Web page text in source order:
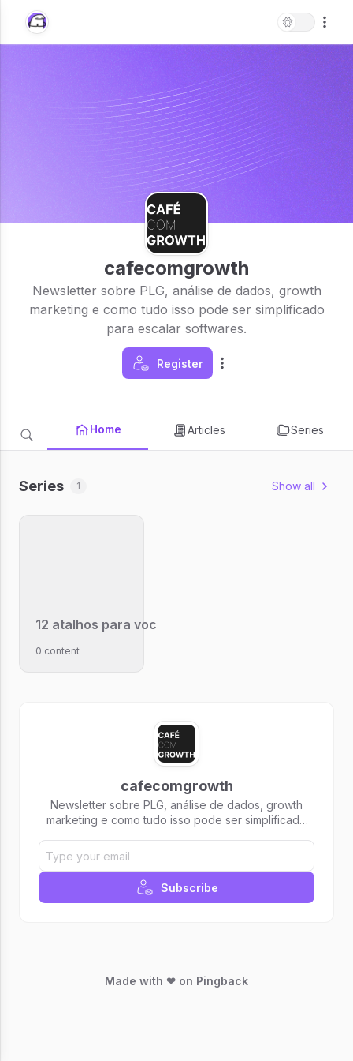
cafecomgrowth
Newsletter sobre PLG, análise de dados, growth
marketing e como tudo isso pode ser simplificado
para escalar softwares.
Register
Home Articles Series
Series 1 Show all
12 atalhos para você desbloquear growth dentro
0 content
cafecomgrowth
Newsletter sobre PLG, análise de dados, growth
marketing e como tudo isso pode ser simplificado
Subscribe
Made with ❤ on Pingback